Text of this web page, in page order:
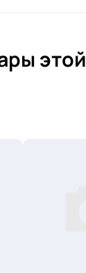
этой